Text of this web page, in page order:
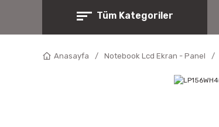
Tüm Kategoriler
Anasayfa Notebook Lcd Ekran - Panel